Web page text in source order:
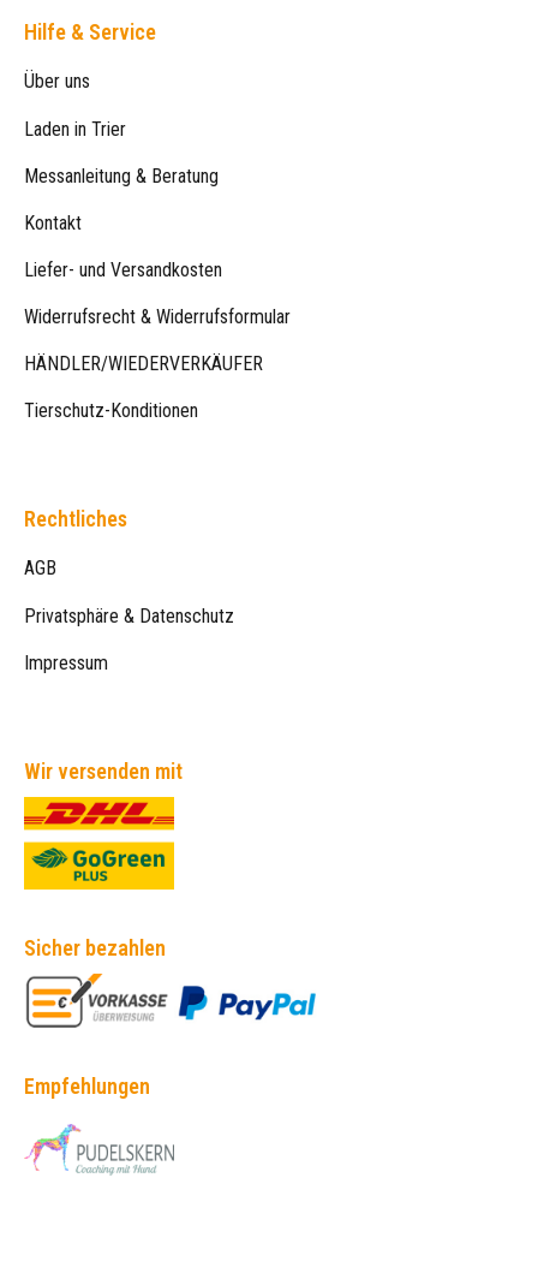
Hilfe & Service
Über uns
Laden in Trier
Messanleitung & Beratung
Kontakt
Liefer- und Versandkosten
Widerrufsrecht & Widerrufsformular
HÄNDLER/WIEDERVERKÄUFER
Tierschutz-Konditionen
Rechtliches
AGB
Privatsphäre & Datenschutz
Impressum
Wir versenden mit
Sicher bezahlen
Empfehlungen